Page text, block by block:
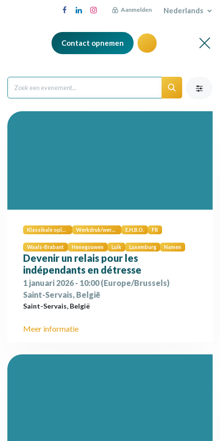
Aanmelden Nederlands
Contact opnemen
Klassikale opleiding Werkdruk/werkstress E.H.B.O. FR
Waals-Brabant Henegouwen Luik Luxemburg Namen
Devenir un relais pour les
indépendants en détresse
1 januari 2026- 10:00(Europe/Brussels)
Saint-Servais, België
Saint-Servais, België
Meer informatie